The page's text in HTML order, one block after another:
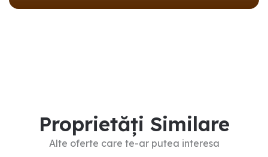
Proprietăți Similare
Alte oferte care te-ar putea interesa